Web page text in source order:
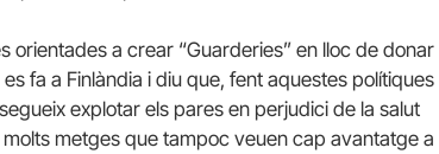
orientades a crear “Guarderies” en lloc de donar
fa a Finlàndia i diu que, fent aquestes polítiques
explotar els pares en perjudici de la salut
molts metges que tampoc veuen cap avantatge a